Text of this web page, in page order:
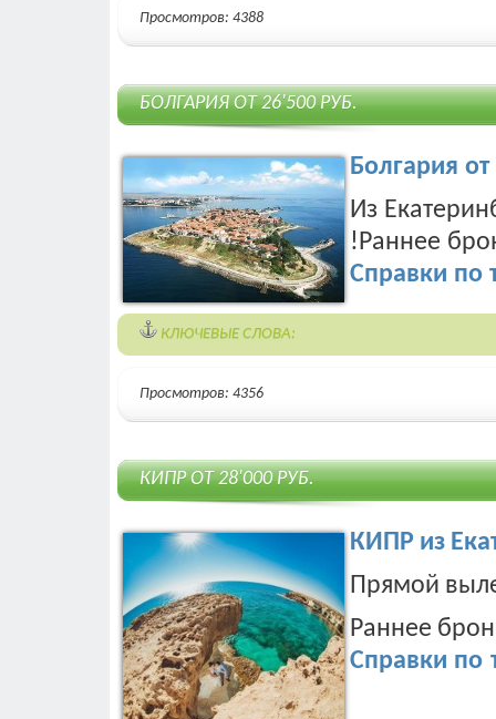
Просмотров: 4388
БОЛГАРИЯ ОТ 26'500 РУБ.
Болгария
Из
!Раннее
Справки по
КЛЮЧЕВЫЕ СЛОВА:
Просмотров: 4356
КИПР ОТ 28'000 РУБ.
КИПР из
Прямой
Раннее
Справки по